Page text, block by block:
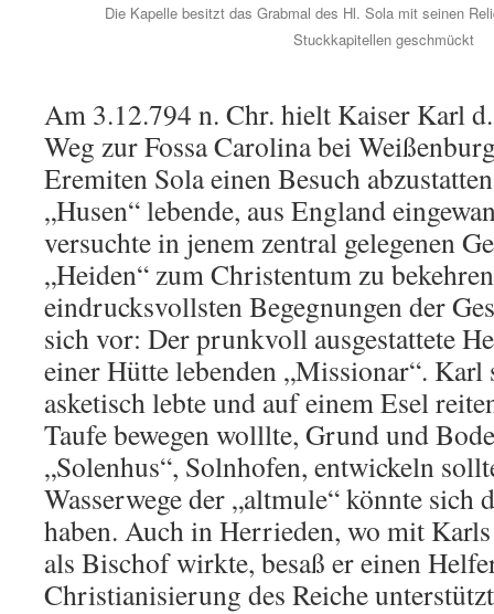
Die Kapelle besitzt das Grabmal des Hl. Sola mit seinen
Stuckkapitellen geschmückt
Am 3.12.794 n. Chr. hielt Kaiser Karl
Weg zur Fossa Carolina bei
Eremiten Sola einen Besuch
„Husen“ lebende, aus England
versuchte in jenem zentral gelegenen
„Heiden“ zum Christentum zu
eindrucksvollsten Begegnungen der
sich vor: Der prunkvoll ausgestattete
einer Hütte lebenden „Missionar“. Karl
asketisch lebte und auf einem Esel
Taufe bewegen wolllte, Grund und
„Solenhus“, Solnhofen, entwickeln
Wasserwege der „altmule“ könnte sich
haben. Auch in Herrieden, wo mit
als Bischof wirkte, besaß er einen
Christianisierung des Reiche